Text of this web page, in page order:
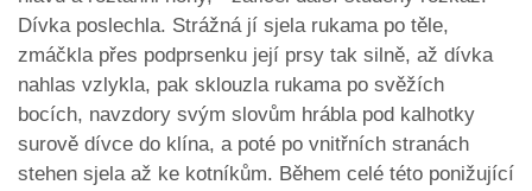
Dívka poslechla. Strážná jí sjela rukama po těle,
zmáčkla přes podprsenku její prsy tak silně, až dívka
nahlas vzlykla, pak sklouzla rukama po svěžích
bocích, navzdory svým slovům hrábla pod kalhotky
surově dívce do klína, a poté po vnitřních stranách
stehen sjela až ke kotníkům. Během celé této ponižující